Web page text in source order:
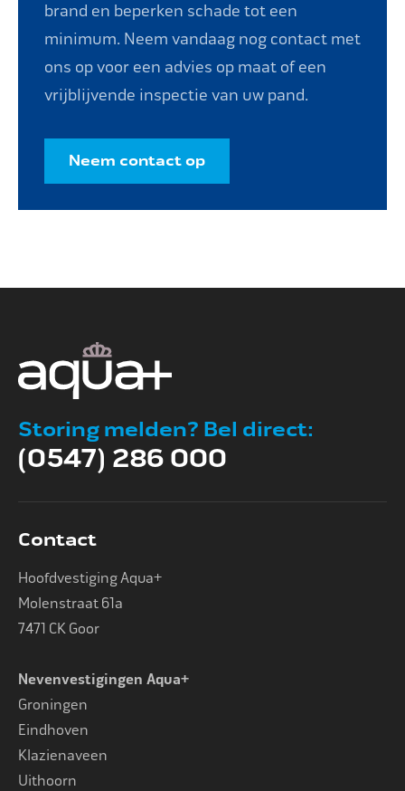
brand en beperken schade tot een
minimum. Neem vandaag nog contact met
ons op voor een advies op maat of een
vrijblijvende inspectie van uw pand.
Neem contact op
Storing melden? Bel direct:
(0547) 286 000
Contact
Hoofdvestiging Aqua+
Molenstraat 61a
7471 CK Goor
Nevenvestigingen Aqua+
Groningen
Eindhoven
Klazienaveen
Uithoorn